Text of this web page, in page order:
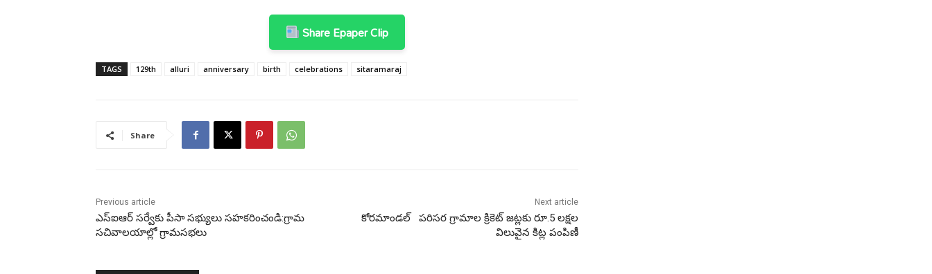
Share Epaper Clip
TAGS 129th alluri anniversary birth celebrations sitaramaraj
Share
Previous article
ఎస్‌ఐఆర్‌ సర్వేకు పీసా సభ్యులు సహకరించండి:గ్రామ
సచివాలయాల్లో గ్రామసభలు
Next article
కోరమాండల్ పరిసర గ్రామాల క్రికెట్ జట్లకు రూ.5 లక్షల
విలువైన కిట్ల పంపిణీ